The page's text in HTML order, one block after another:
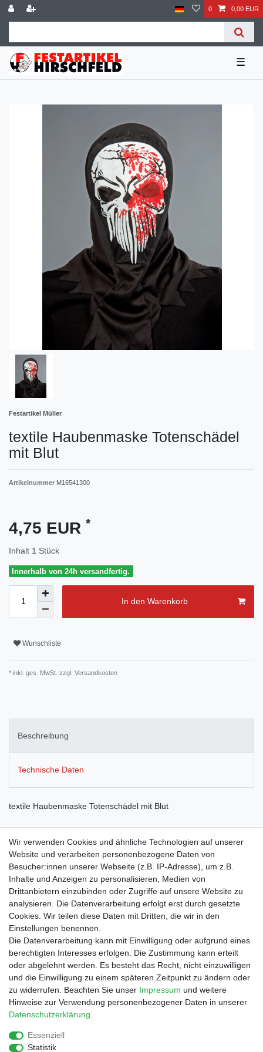
0 0,00 EUR
☰
Festartikel Müller
textile Haubenmaske Totenschädel
mit Blut
Artikelnummer M16541300
4,75 EUR *
Inhalt 1 Stück
Innerhalb von 24h versandfertig.
In den Warenkorb
Wunschliste
* inkl. ges. MwSt. zzgl. Versandkosten
Beschreibung
Technische Daten
textile Haubenmaske Totenschädel mit Blut
Material: 100% Polyester
Shop
Zahlungs- und Versandbedingungen
Warenkorb
Kasse
Mein Konto
Kontakt
Facebook
Service
Impressum
Wir verwenden Cookies und ähnliche Technologien auf unserer
Website und verarbeiten personenbezogene Daten von
Besucher:innen unserer Webseite (z.B. IP-Adresse), um z.B.
Inhalte und Anzeigen zu personalisieren, Medien von
Drittanbietern einzubinden oder Zugriffe auf unsere Website zu
analysieren. Die Datenverarbeitung erfolgt erst durch gesetzte
Cookies. Wir teilen diese Daten mit Dritten, die wir in den
Einstellungen benennen.
Die Datenverarbeitung kann mit Einwilligung oder aufgrund eines
berechtigten Interesses erfolgen. Die Zustimmung kann erteilt
oder abgelehnt werden. Es besteht das Recht, nicht einzuwilligen
und die Einwilligung zu einem späteren Zeitpunkt zu ändern oder
zu widerrufen. Beachten Sie unser Impressum und weitere
Hinweise zur Verwendung personenbezogener Daten in unserer
Daten­schutz­erklärung
Essenziell
Statistik